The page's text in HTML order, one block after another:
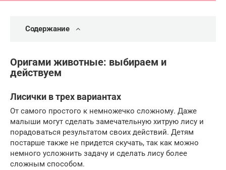
Содержание
Оригами животные: выбираем и
действуем
Лисички в трех вариантах
От самого простого к немножечко сложному. Даже
малыши могут сделать замечательную хитрую лису и
порадоваться результатом своих действий. Детям
постарше также не придется скучать, так как можно
немного усложнить задачу и сделать лису более
сложным способом.